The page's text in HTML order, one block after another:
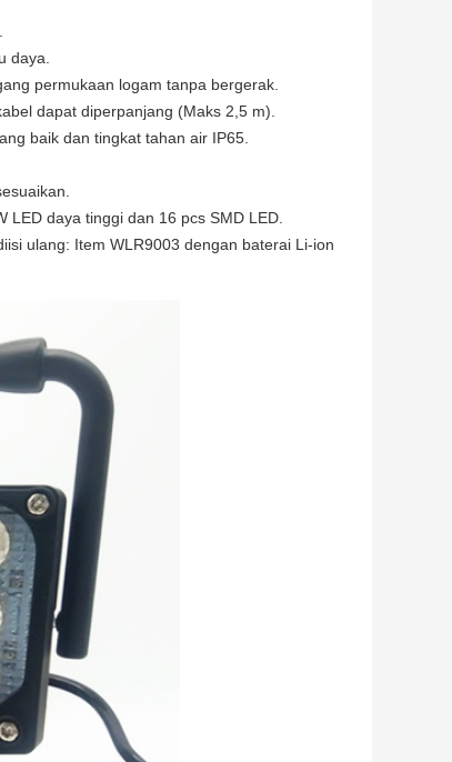
daya.
permukaan logam tanpa bergerak.
dapat diperpanjang (Maks 2,5 m).
baik dan tingkat tahan air IP65.
LED daya tinggi dan 16 pcs SMD LED.
ulang: Item WLR9003 dengan baterai Li-ion